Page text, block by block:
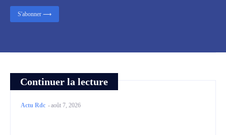
Continuer la lecture
Actu Rdc -août 7, 2026
S'abonner ⟶